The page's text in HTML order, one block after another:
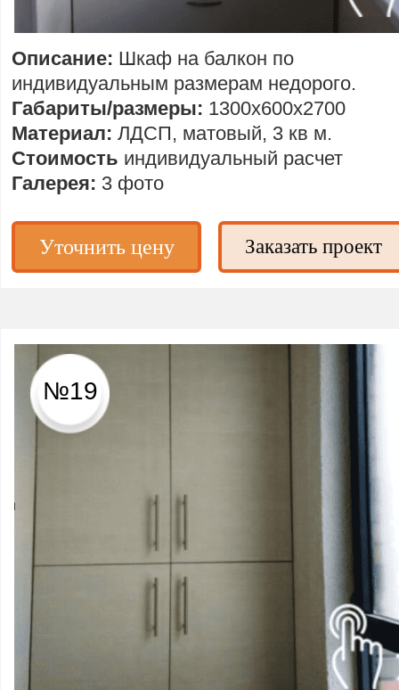
Уточнить цену Заказать проект
Описание: Шкаф на балкон по
индивидуальным размерам недорого.
Габариты/размеры: 1300х600х2700
Материал: ЛДСП, матовый, 3 кв м.
Стоимость индивидуальный расчет
Галерея: 3 фото
№19